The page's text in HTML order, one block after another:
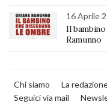
16 Aprile
Il
Ramunno
Chi siamo La
Seguici via mail